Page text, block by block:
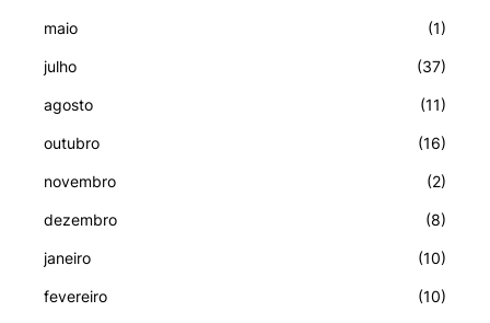
maio (1)
julho (37)
agosto (11)
outubro (16)
novembro (2)
dezembro (8)
janeiro (10)
fevereiro (10)